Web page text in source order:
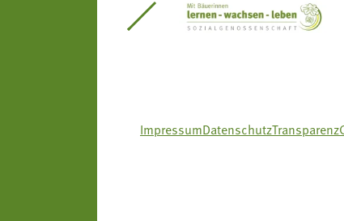
Südtiroler Gärtnervereinigung
ImpressumDatenschutzTransparenz